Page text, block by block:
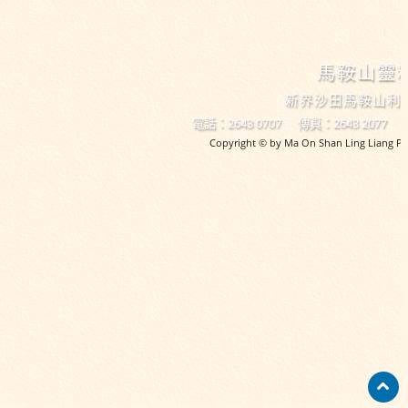
馬鞍山靈
新界沙田馬鞍山
電話：2643 0707 傳真：2643 2077
Copyright © by Ma On Shan Ling Liang